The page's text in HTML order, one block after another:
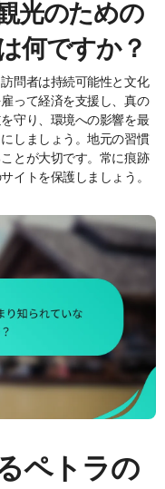
光のための
何ですか？
問者は持続可能性と文化
って経済を支援し、真の
守り、環境への影響を最
しましょう。地元の習慣
とが大切です。常に痕跡
イトを保護しましょう。
ペトラの